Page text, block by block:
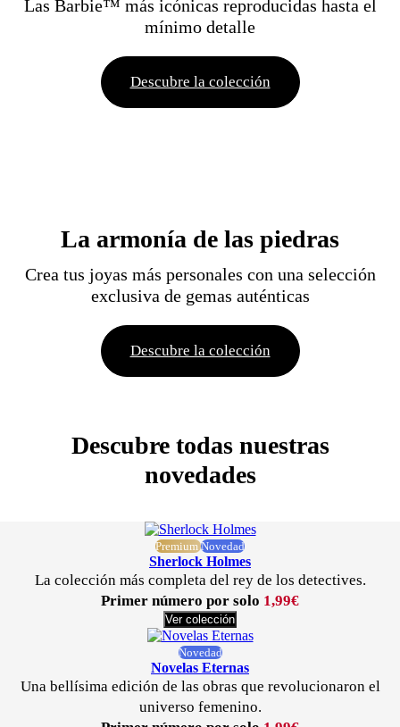
Las Barbie™ más icónicas reproducidas hasta el
mínimo detalle
Descubre la colección
La armonía de las piedras
Crea tus joyas más personales con una selección
exclusiva de gemas auténticas
Descubre la colección
Descubre todas nuestras
novedades
PremiumNovedad
Sherlock Holmes
La colección más completa del rey de los detectives.
Primer número por solo 1,99€
Ver colección
Novedad
Novelas Eternas
Una bellísima edición de las obras que revolucionaron el
universo femenino.